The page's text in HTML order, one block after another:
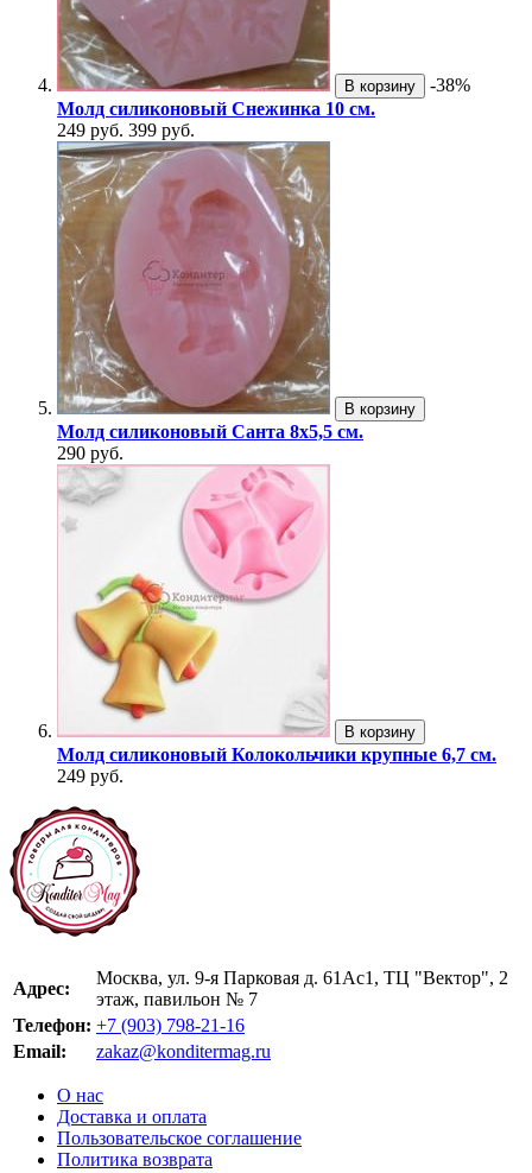
В корзину
-38%
Молд силиконовый Снежинка 10 см.
249 руб. 399 руб.
В корзину
Молд силиконовый Санта 8х5,5 см.
290 руб.
В корзину
Молд силиконовый Колокольчики крупные 6,7 см.
249 руб.
Адрес:
Москва, ул. 9-я Парковая д. 61Ас1, ТЦ "Вектор", 2
этаж, павильон № 7
Телефон: +7 (903) 798-21-16
Email:
zakaz@konditermag.ru
О нас
Доставка и оплата
Пользовательское соглашение
Политика возврата